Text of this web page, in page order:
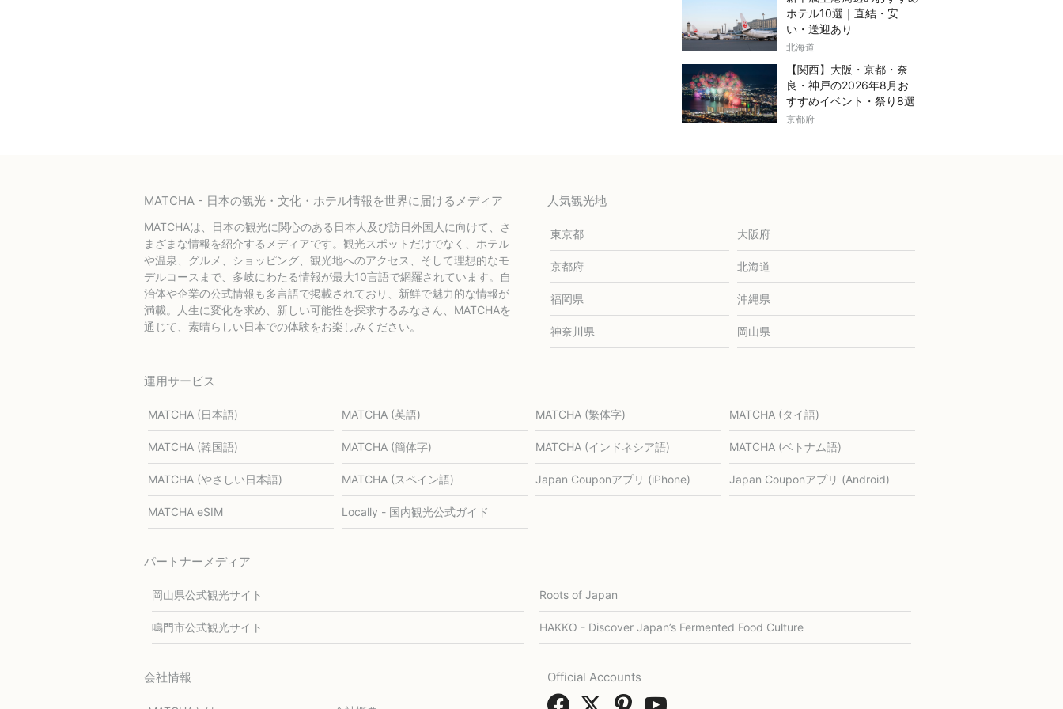
ホテル10選｜直結・安
い・送迎あり
北海道
【関西】大阪・京都・奈
良・神戸の2026年8月お
すすめイベント・祭り8選
京都府
MATCHA - 日本の観光・文化・ホテル情報を世界に届けるメディア
MATCHAは、日本の観光に関心のある日本人及び訪日外国人に向けて、さ
まざまな情報を紹介するメディアです。観光スポットだけでなく、ホテル
や温泉、グルメ、ショッピング、観光地へのアクセス、そして理想的なモ
デルコースまで、多岐にわたる情報が最大10言語で網羅されています。自
治体や企業の公式情報も多言語で掲載されており、新鮮で魅力的な情報が
満載。人生に変化を求め、新しい可能性を探求するみなさん、MATCHAを
通じて、素晴らしい日本での体験をお楽しみください。
人気観光地
東京都 大阪府
京都府 北海道
福岡県 沖縄県
神奈川県 岡山県
運用サービス
MATCHA (日本語) MATCHA (英語) MATCHA (繁体字) MATCHA (タイ語)
MATCHA (韓国語) MATCHA (簡体字) MATCHA (インドネシア語) MATCHA (ベトナム語)
MATCHA (やさしい日本語) MATCHA (スペイン語) Japan Couponアプリ (iPhone) Japan Couponアプリ (Android)
MATCHA eSIM Locally - 国内観光公式ガイド
パートナーメディア
岡山県公式観光サイト Roots of Japan
鳴門市公式観光サイト HAKKO - Discover Japan’s Fermented Food Culture
会社情報 Official Accounts